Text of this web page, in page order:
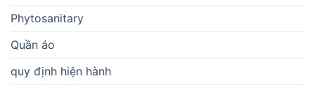
Phytosanitary
Quần áo
quy định hiện hành